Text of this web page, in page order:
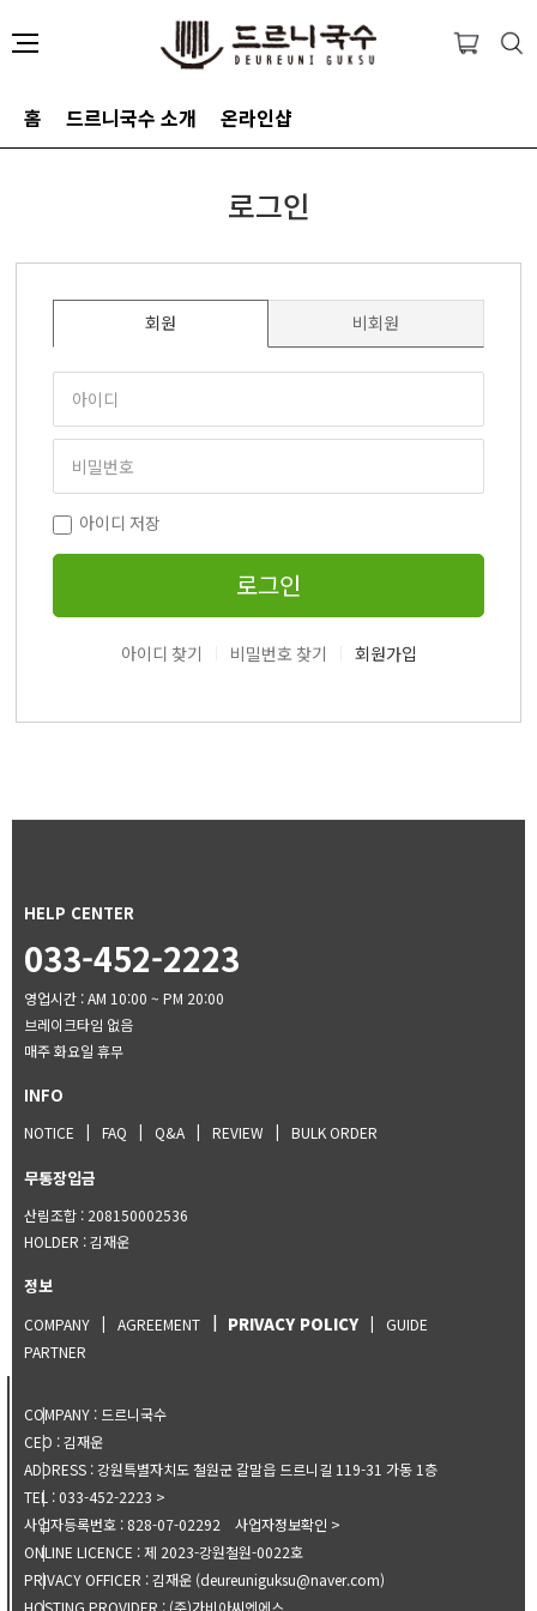
홈 드르니국수 소개 온라인샵
로그인
회원 비회원
아이디 저장
로그인
아이디 찾기 비밀번호 찾기 회원가입
HELP CENTER
033-452-2223
영업시간 : AM 10:00 ~ PM 20:00
브레이크타임 없음
매주 화요일 휴무
INFO
NOTICE FAQ Q&A REVIEW BULK ORDER
무통장입금
산림조합 : 208150002536
HOLDER : 김재운
정보
COMPANY AGREEMENT PRIVACY POLICY
GUIDE
PARTNER
COMPANY : 드르니국수
CEO :김재운
ADDRESS :강원특별자치도 철원군 갈말읍 드르니길 119-31 가동 1층
TEL :033-452-2223
사업자등록번호 : 828-07-02292
사업자정보확인
ONLINE LICENCE :제 2023-강원철원-0022호
PRIVACY OFFICER :김재운 (deureuniguksu@naver.com)
HOSTING PROVIDER : (주)가비아씨엔에스